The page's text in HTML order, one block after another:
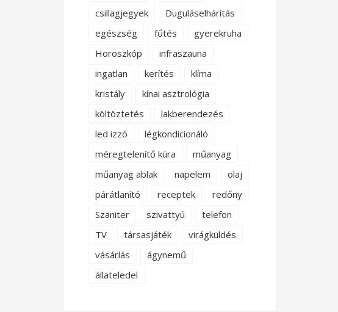
csillagjegyek
Duguláselhárítás
egészség
fűtés
gyerekruha
Horoszkóp
infraszauna
ingatlan
kerítés
klíma
kristály
kínai asztrológia
költöztetés
lakberendezés
led izzó
légkondicionáló
méregtelenítő kúra
műanyag
műanyag ablak
napelem
olaj
párátlanító
receptek
redőny
Szaniter
szivattyú
telefon
TV
társasjáték
virágküldés
vásárlás
ágynemű
állateledel